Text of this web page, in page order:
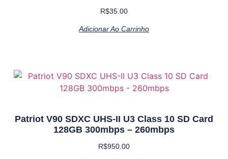
R$35.00
Adicionar Ao Carrinho
Patriot V90 SDXC UHS-II U3 Class 10 SD Card
128GB 300mbps – 260mbps
R$950.00